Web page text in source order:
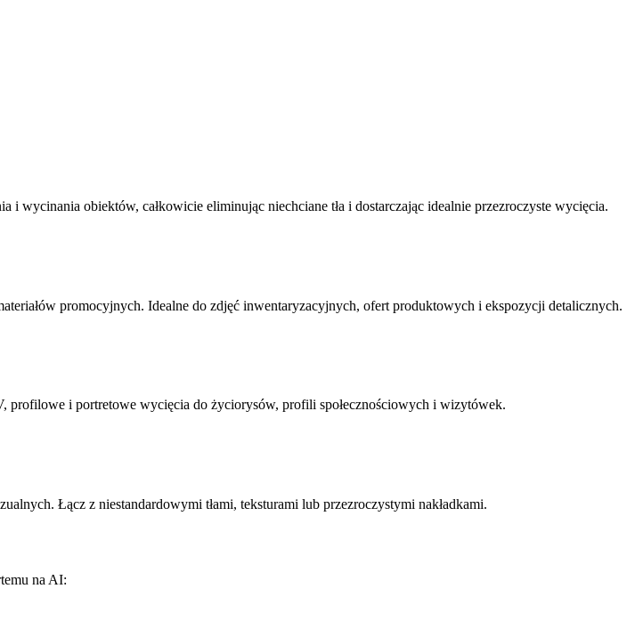
obiektów, całkowicie eliminując niechciane tła i dostarczając idealnie przezroczyste wycięcia.
promocyjnych. Idealne do zdjęć inwentaryzacyjnych, ofert produktowych i ekspozycji detalicznych.
profilowe i portretowe wycięcia do życiorysów, profili społecznościowych i wizytówek.
Łącz z niestandardowymi tłami, teksturami lub przezroczystymi nakładkami.
na AI: